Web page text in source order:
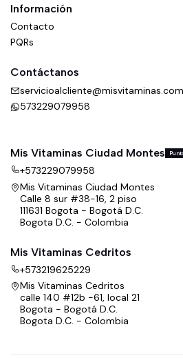
Información
Contacto
PQRs
Contáctanos
573229079958
Mis Vitaminas Ciudad Montes
+573229079958
Mis Vitaminas Ciudad Montes
Calle 8 sur #38-16, 2 piso
111631 Bogota - Bogotá D.C.
Bogota D.C. - Colombia
Mis Vitaminas Cedritos
+573219625229
Mis Vitaminas Cedritos
calle 140 #12b -61, local 21
Bogota - Bogotá D.C.
Bogota D.C. - Colombia